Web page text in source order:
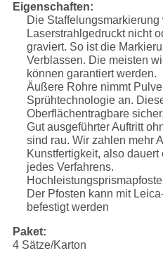
Eigenschaften:
Die Staffelungsmarkierung
Laserstrahlgedruckt nicht
graviert. So ist die
Verblassen. Die meisten
können garantiert werden.
Äußere Rohre nimmt
Sprühtechnologie an.
Oberflächentragbare
Gut ausgeführter Auftritt
sind rau. Wir zahlen mehr
Kunstfertigkeit, also
jedes Verfahrens.
Der Pfosten kann mit
befestigt werden
Paket:
4 Sätze/Karton